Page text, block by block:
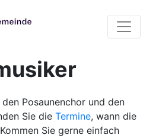
Posaunenchor und den
Sie die Termine, wann die
Sie gerne einfach